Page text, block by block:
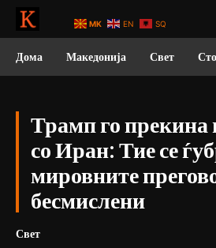
Дома Македонија Свет
Трамп го прекина
со Иран: Тие се
мировните
бесмислени
Свет
MK EN SQ